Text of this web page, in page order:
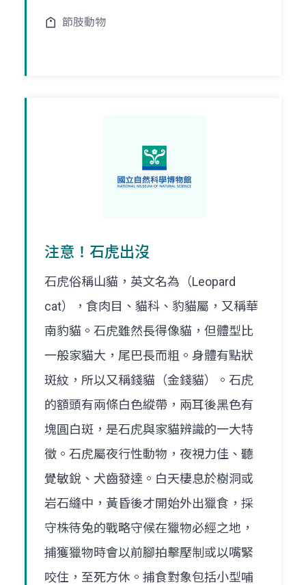
節肢動物
注意！石虎出沒
石虎俗稱山貓，英文名為（Leopard
cat），食肉目、貓科、豹貓屬，又稱華
南豹貓。石虎雖然長得像貓，但體型比
一般家貓大，尾巴長而粗。身體有點狀
斑紋，所以又稱錢貓（金錢貓）。石虎
的額頭有兩條白色縱帶，兩耳後黑色有
塊圓白斑，是石虎與家貓辨識的一大特
徵。石虎屬夜行性動物，夜視力佳、聽
覺敏銳、犬齒發達。白天棲息於樹洞或
岩石縫中，黃昏後才開始外出獵食，採
守株待兔的戰略守候在獵物必經之地，
捕獲獵物時會以前腳拍擊壓制或以嘴緊
咬住，至死方休。捕食對象包括小型哺